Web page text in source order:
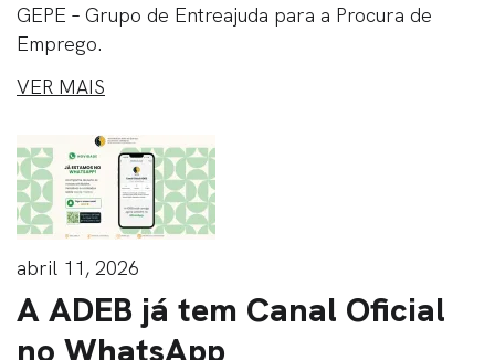
GEPE – Grupo de Entreajuda para a Procura de
Emprego.
VER MAIS
abril 11, 2026
A ADEB já tem Canal Oficial
no WhatsApp